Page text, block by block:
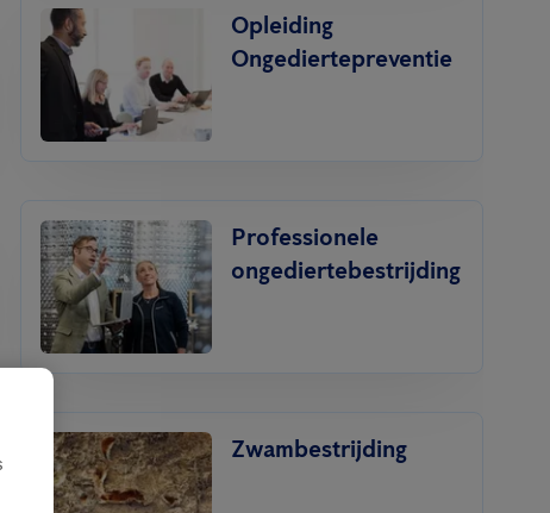
Opleiding
Ongediertepreventie
Professionele
ongediertebestrijding
Zwambestrijding